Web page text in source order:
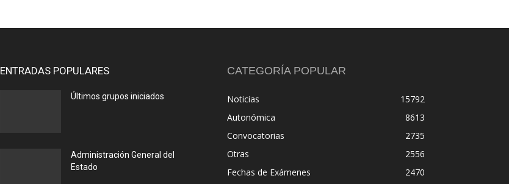
ENTRADAS POPULARES
Últimos grupos iniciados
Administración General del
Estado
CATEGORÍA POPULAR
Noticias
15792
Autonómica
8613
Convocatorias
2735
Otras
2556
Fechas de Exámenes
2470